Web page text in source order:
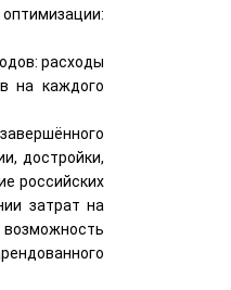
расходы
на каждого
достройки,
российских
затрат на
возможность